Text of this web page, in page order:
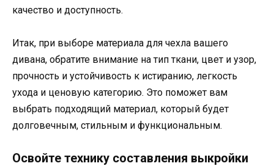
качество и доступность.
Итак, при выборе материала для чехла вашего
дивана, обратите внимание на тип ткани, цвет и узор,
прочность и устойчивость к истиранию, легкость
ухода и ценовую категорию. Это поможет вам
выбрать подходящий материал, который будет
долговечным, стильным и функциональным.
Освойте технику составления выкройки